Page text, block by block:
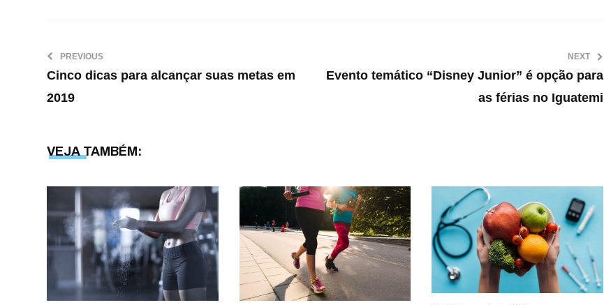
PREVIOUS
Cinco dicas para alcançar suas metas em
2019
NEXT
Evento temático “Disney Junior” é opção para
as férias no Iguatemi
VEJA TAMBÉM: